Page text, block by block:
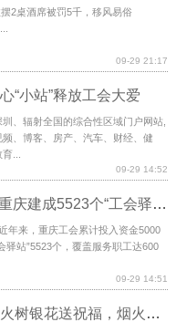
2桌酒席被罚5千，移风易俗
09-29 21:17
“小站”释放工会大爱
、辐射全国的综合性区域门户网站,
、博客、房产、汽车、财经、健
...
09-29 14:52
小站“藏”大爱 重庆建成5523个“工会驿站”为劳动者传递温暖
年来，重庆工会累计投入资金5000
驿站”5523个，覆盖服务职工达600
09-29 14:51
重庆潼南区：火树银花送祝福，烟火潼南年味儿正“龙”